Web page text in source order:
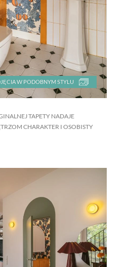
W PODOBNYM STYLU
TAPETY NADAJE
CHARAKTER I OSOBISTY